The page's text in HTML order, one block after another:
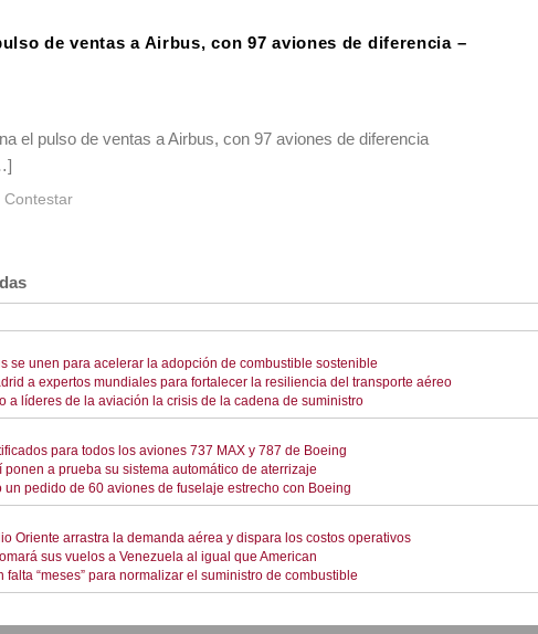
de ventas a Airbus, con 97 aviones de diferencia –
el pulso de ventas a Airbus, con 97 aviones de diferencia
Contestar
se unen para acelerar la adopción de combustible sostenible
a expertos mundiales para fortalecer la resiliencia del transporte aéreo
a líderes de la aviación la crisis de la cadena de suministro
para todos los aviones 737 MAX y 787 de Boeing
ponen a prueba su sistema automático de aterrizaje
un pedido de 60 aviones de fuselaje estrecho con Boeing
Oriente arrastra la demanda aérea y dispara los costos operativos
sus vuelos a Venezuela al igual que American
falta “meses” para normalizar el suministro de combustible